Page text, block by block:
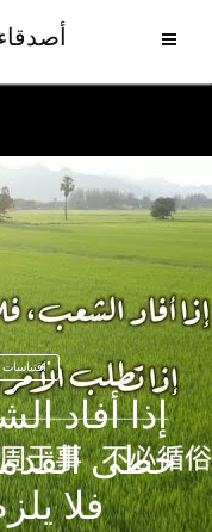
إذا أفاد
خطى
فلا